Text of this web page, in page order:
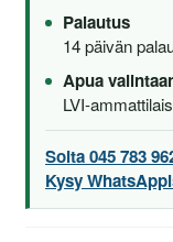
Palautus
14 päivän
Apua
LVI-
Soita 045 783
Kysy